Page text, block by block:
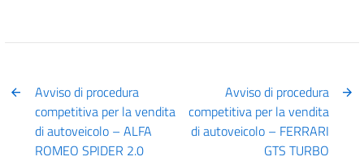
Avviso di procedura
competitiva per la vendita
di autoveicolo – ALFA
ROMEO SPIDER 2.0
Avviso di procedura
competitiva per la vendita
di autoveicolo – FERRARI
GTS TURBO